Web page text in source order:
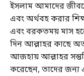
ইসলাম আমাদের
এবং অর্থবহ করার
এবং বরকতময় মাস
দিন আল্লাহর কাছে
আজহায় আল্লাহর
করেছেন, তাদের